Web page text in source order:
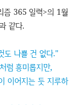
즘 365 일력>의 1월
같다.
도 나쁠 건 없다."
럼 흥미롭지만,
이어지는 듯 지루하